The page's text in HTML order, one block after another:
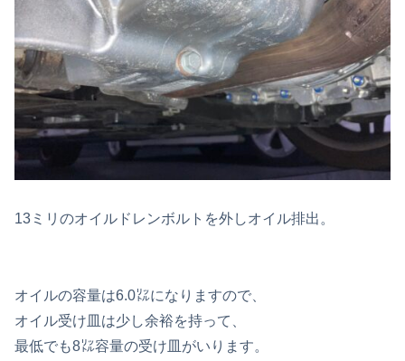
13ミリのオイルドレンボルトを外しオイル排出。
オイルの容量は6.0㍑になりますので、
オイル受け皿は少し余裕を持って、
最低でも8㍑容量の受け皿がいります。